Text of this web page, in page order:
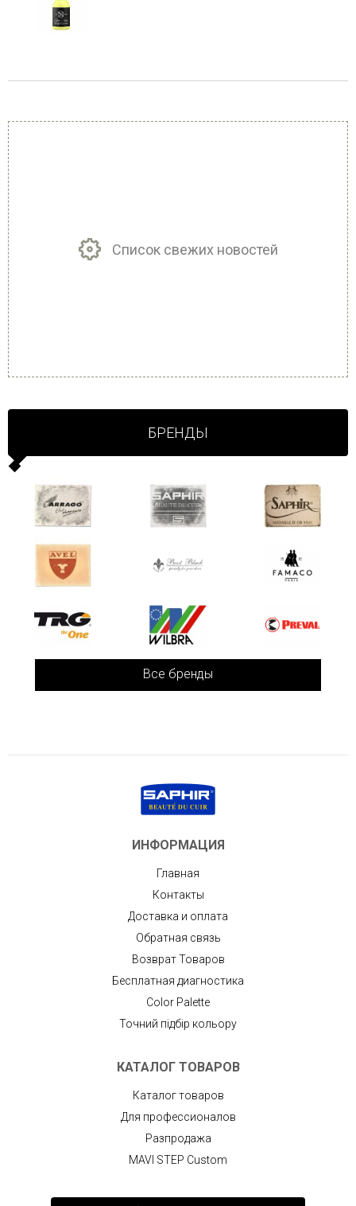
Список свежих новостей
БРЕНДЫ
Все бренды
ИНФОРМАЦИЯ
Главная
Контакты
Доставка и оплата
Обратная связь
Возврат Товаров
Бесплатная диагностика
Color Palette
Точний підбір кольору
КАТАЛОГ ТОВАРОВ
Каталог товаров
Для профессионалов
Разпродажа
MAVI STEP Custom